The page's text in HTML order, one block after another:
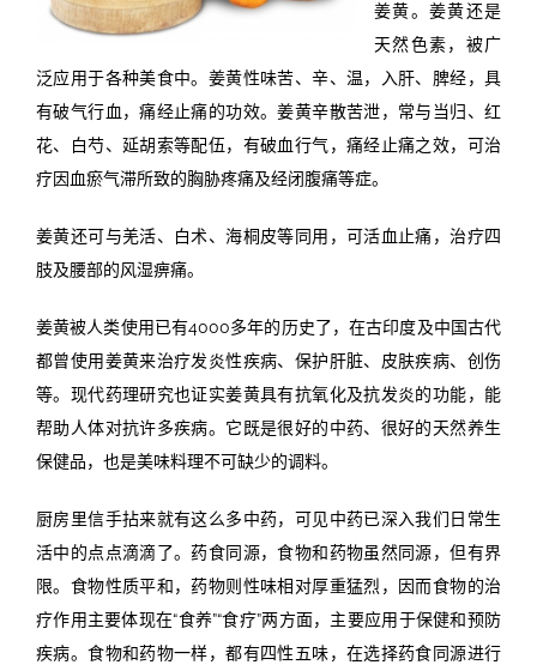
姜黄。姜黄还是
天然色素，被广
泛应用于各种美食中。姜黄性味苦、辛、温，入肝、脾经，具
有破气行血，痛经止痛的功效。姜黄辛散苦泄，常与当归、红
花、白芍、延胡索等配伍，有破血行气，痛经止痛之效，可治
疗因血瘀气滞所致的胸胁疼痛及经闭腹痛等症。
姜黄还可与羌活、白术、海桐皮等同用，可活血止痛，治疗四
肢及腰部的风湿痹痛。
姜黄被人类使用已有4000多年的历史了，在古印度及中国古代
都曾使用姜黄来治疗发炎性疾病、保护肝脏、皮肤疾病、创伤
等。现代药理研究也证实姜黄具有抗氧化及抗发炎的功能，能
帮助人体对抗许多疾病。它既是很好的中药、很好的天然养生
保健品，也是美味料理不可缺少的调料。
厨房里信手拈来就有这么多中药，可见中药已深入我们日常生
活中的点点滴滴了。药食同源，食物和药物虽然同源，但有界
限。食物性质平和，药物则性味相对厚重猛烈，因而食物的治
疗作用主要体现在“食养”“食疗”两方面，主要应用于保健和预防
疾病。食物和药物一样，都有四性五味，在选择药食同源进行